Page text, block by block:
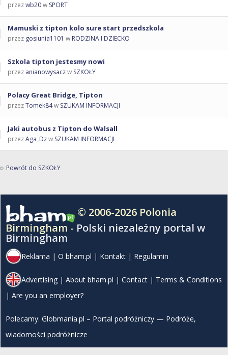
przezwb20w SPORT
Mamuski z tipton kolo sure start przedszkola
przez gosiunia1101 w RODZINA I DZIECKO
Szkola tipton jestesmy nowi
przez anianowysaczw SZKOŁY
Polacy Great Bridge, Tipton
przezTomek84w SZUKAM INFORMACJI
Jaki autobus z Tipton do Walsall
przezAga_Dzw SZUKAM INFORMACJI
Powrót do SZKOŁY
© 2006-2026 Polonia
Birmingham - Polski niezależny portal w
Birmingham
Reklama | O bham.pl | Kontakt | Regulamin
Advertising | About bham.pl | Contact | Terms & Conditions
| Are you an employer?
Polecamy: Globmania.pl – Portal podróżniczy — Podróże,
wiadomości podróżnicze